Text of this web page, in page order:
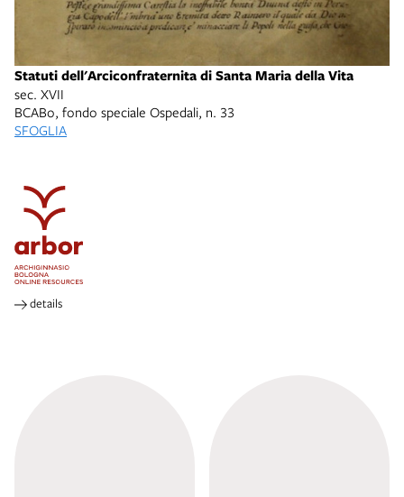
Statuti dell'Arciconfraternita di Santa Maria della Vita
sec. XVII
BCABo, fondo speciale Ospedali, n. 33
SFOGLIA
details